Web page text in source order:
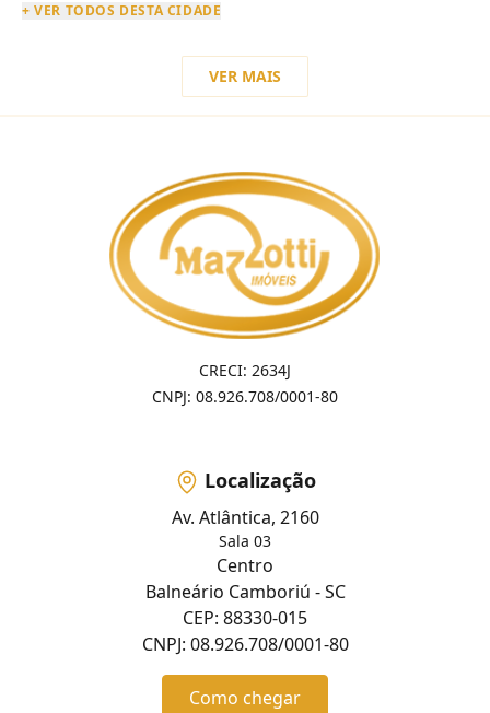
+ VER TODOS DESTA CIDADE
VER MAIS
CRECI: 2634J
CNPJ: 08.926.708/0001-80
Localização
Av. Atlântica, 2160
Sala 03
Centro
Balneário Camboriú - SC
CEP: 88330-015
CNPJ: 08.926.708/0001-80
Como chegar